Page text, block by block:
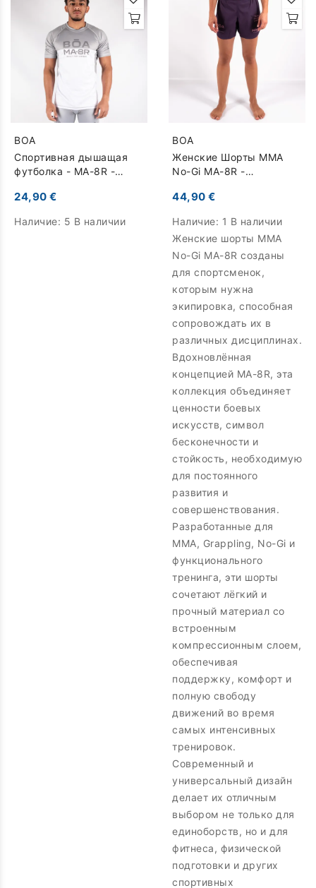
BOA
Спортивная дышащая
футболка - MA-8R -
24,90 €
Наличие: 5 В наличии
BOA
Женские Шорты MMA
No-Gi MA-8R -
44,90 €
Наличие: 1 В наличии
Женские шорты MMA
No-Gi MA-8R созданы
для спортсменок,
которым нужна
экипировка, способная
сопровождать их в
различных дисциплинах.
Вдохновлённая
концепцией MA-8R, эта
коллекция объединяет
ценности боевых
искусств, символ
бесконечности и
стойкость, необходимую
для постоянного
развития и
совершенствования.
Разработанные для
MMA, Grappling, No-Gi и
функционального
тренинга, эти шорты
сочетают лёгкий и
прочный материал со
встроенным
компрессионным слоем,
обеспечивая
поддержку, комфорт и
полную свободу
движений во время
самых интенсивных
тренировок.
Современный и
универсальный дизайн
делает их отличным
выбором не только для
единоборств, но и для
фитнеса, физической
подготовки и других
спортивных